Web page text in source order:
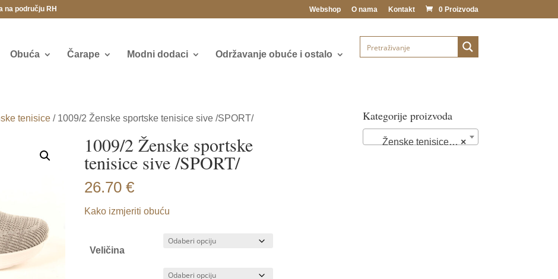
na području RH Webshop O nama Kontakt 0 Proizvoda
Obuća Čarape Modni dodaci Održavanje obuće i ostalo
tenisice / 1009/2 Ženske sportske tenisice sive /SPORT/
1009/2 Ženske sportske
tenisice sive /SPORT/
26.70€
Kako izmjeriti obuću
Veličina
Kategorije proizvoda
×
Ženske tenisice (76)